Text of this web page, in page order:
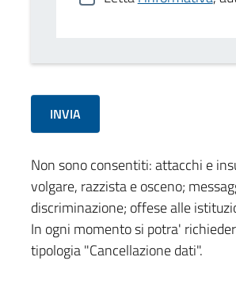
Non sono consentiti: attacchi e
volgare, razzista e osceno;
discriminazione; offese alle
In ogni momento si potra'
tipologia "Cancellazione dati".